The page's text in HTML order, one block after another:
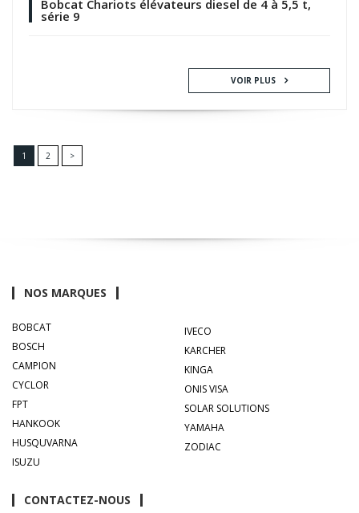
Bobcat Chariots élévateurs diesel de 4 à 5,5 t,
série 9
VOIR PLUS
1 2 >
NOS MARQUES
BOBCAT
BOSCH
CAMPION
CYCLOR
FPT
HANKOOK
HUSQUVARNA
ISUZU
IVECO
KARCHER
KINGA
ONIS VISA
SOLAR SOLUTIONS
YAMAHA
ZODIAC
CONTACTEZ-NOUS